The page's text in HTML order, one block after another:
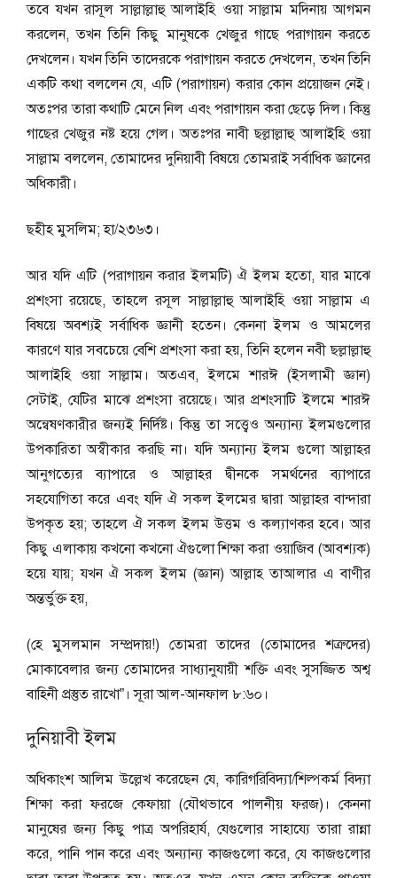
তবে যখন রাসূল সাল্লাল্লাহু আলাইহি ওয়া সাল্লাম মদিনায় আগমন
করলেন, তখন তিনি কিছু মানুষকে খেজুর গাছে পরাগায়ন করতে
দেখলেন। যখন তিনি তাদেরকে পরাগায়ন করতে দেখলেন, তখন তিনি
একটি কথা বললেন যে, এটি (পরাগায়ন) করার কোন প্রয়োজন নেই।
অতঃপর তারা কথাটি মেনে নিল এবং পরাগায়ন করা ছেড়ে দিল। কিন্তু
গাছের খেজুর নষ্ট হয়ে গেল। অতঃপর নাবী ছল্লাল্লাহু আলাইহি ওয়া
সাল্লাম বললেন, তোমাদের দুনিয়াবী বিষয়ে তোমরাই সর্বাধিক জ্ঞানের
অধিকারী।
ছহীহ মুসলিম; হা/২৩৬৩।
আর যদি এটি (পরাগায়ন করার ইলমটি) ঐ ইলম হতো, যার মাঝে
প্রশংসা রয়েছে, তাহলে রসূল সাল্লাল্লাহু আলাইহি ওয়া সাল্লাম এ
বিষয়ে অবশ্যই সর্বাধিক জ্ঞানী হতেন। কেননা ইলম ও আমলের
কারণে যার সবচেয়ে বেশি প্রশংসা করা হয়, তিনি হলেন নবী ছল্লাল্লাহু
আলাইহি ওয়া সাল্লাম। অতএব, ইলমে শারঈ (ইসলামী জ্ঞান)
সেটাই, যেটির মাঝে প্রশংসা রয়েছে। আর প্রশংসাটি ইলমে শারঈ
অন্বেষণকারীর জন্যই নির্দিষ্ট। কিন্তু তা সত্ত্বেও অন্যান্য ইলমগুলোর
উপকারিতা অস্বীকার করছি না। যদি অন্যান্য ইলম গুলো আল্লাহর
আনুগত্যের ব্যাপারে ও আল্লাহর দ্বীনকে সমর্থনের ব্যাপারে
সহযোগিতা করে এবং যদি ঐ সকল ইলমের দ্বারা আল্লাহর বান্দারা
উপকৃত হয়; তাহলে ঐ সকল ইলম উত্তম ও কল্যাণকর হবে। আর
কিছু এলাকায় কখনো কখনো ঐগুলো শিক্ষা করা ওয়াজিব (আবশ্যক)
হয়ে যায়; যখন ঐ সকল ইলম (জ্ঞান) আল্লাহ তাআলার এ বাণীর
অন্তর্ভুক্ত হয়,
(হে মুসলমান সম্প্রদায়!) তোমরা তাদের (তোমাদের শত্রুদের)
মোকাবেলার জন্য তোমাদের সাধ্যানুযায়ী শক্তি এবং সুসজ্জিত অশ্ব
বাহিনী প্রস্তুত রাখো”। সূরা আল-আনফাল ৮:৬০।
দুনিয়াবী ইলম
অধিকাংশ আলিম উল্লেখ করেছেন যে, কারিগরিবিদ্যা/শিল্পকর্ম বিদ্যা
শিক্ষা করা ফরজে কেফায়া (যৌথভাবে পালনীয় ফরজ)। কেননা
মানুষের জন্য কিছু পাত্র অপরিহার্য, যেগুলোর সাহায্যে তারা রান্না
করে, পানি পান করে এবং অন্যান্য কাজগুলো করে, যে কাজগুলোর